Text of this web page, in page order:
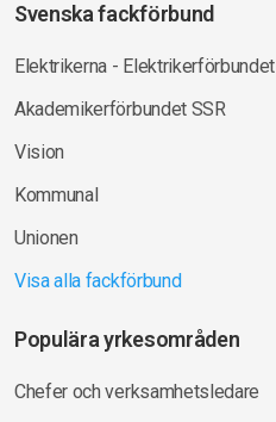
Svenska fackförbund
Elektrikerna - Elektrikerförbundet
Akademikerförbundet SSR
Vision
Kommunal
Unionen
Visa alla fackförbund
Populära yrkesområden
Chefer och verksamhetsledare